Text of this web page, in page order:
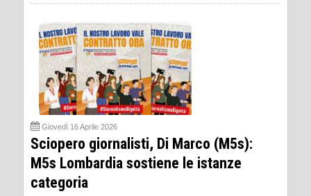
Giovedì 16 Aprile 2026
Sciopero giornalisti, Di Marco (M5s):
M5s Lombardia sostiene le istanze
categoria